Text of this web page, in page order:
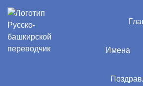
Имена